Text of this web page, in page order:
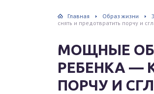
Главная Образ жизни
снять и предотвратить порчу и
МОЩНЫЕ
РЕБЕНКА —
ПОРЧУ И